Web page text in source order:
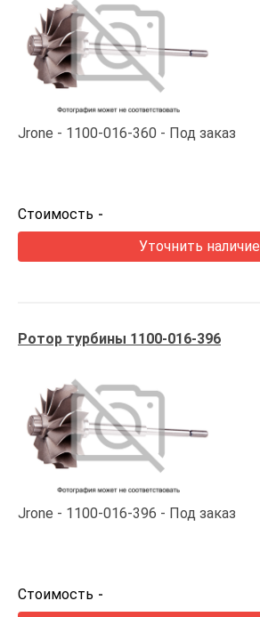
Jrone 1100-016-360 Под заказ
Стоимость -
Уточнить наличие
Ротор турбины 1100-016-396
Jrone 1100-016-396 Под заказ
Стоимость -